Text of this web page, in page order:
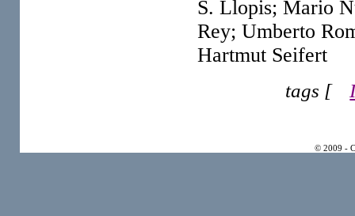
S. Llopis; Mario
Rey; Umberto
Hartmut Seifert
tags [
© 2009 -